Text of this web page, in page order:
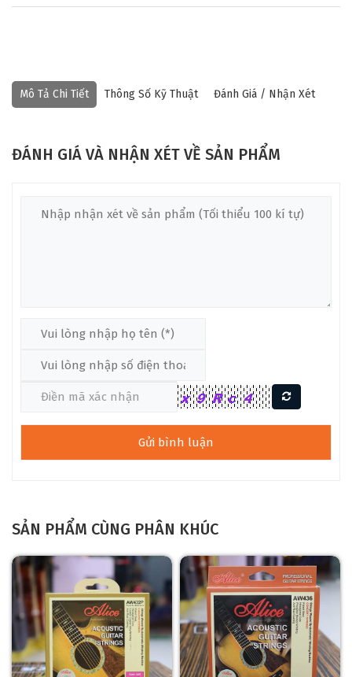
Mô Tả Chi Tiết Thông Số Kỹ Thuật Đánh Giá / Nhận Xét
ĐÁNH GIÁ VÀ NHẬN XÉT VỀ SẢN PHẨM
SẢN PHẨM CÙNG PHÂN KHÚC